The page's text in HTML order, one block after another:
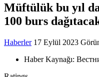
Müftülük bu yıl
100 burs
Haberler 17 Eylül 2023
Haber Kaynağı: